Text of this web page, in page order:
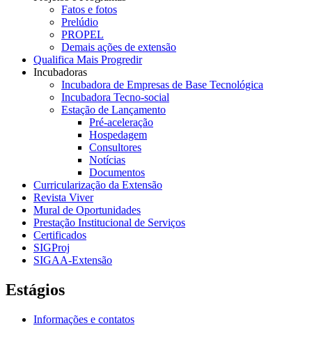
Fatos e fotos
Prelúdio
PROPEL
Demais ações de extensão
Qualifica Mais Progredir
Incubadoras
Incubadora de Empresas de Base Tecnológica
Incubadora Tecno-social
Estação de Lançamento
Pré-aceleração
Hospedagem
Consultores
Notícias
Documentos
Curricularização da Extensão
Revista Viver
Mural de Oportunidades
Prestação Institucional de Serviços
Certificados
SIGProj
SIGAA-Extensão
Estágios
Informações e contatos